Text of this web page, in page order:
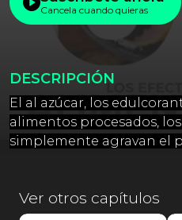
Cancela cuando quieras
DESCRIPCIÓN
El al azúcar, los
alimentos procesados,
simplemente agravan el
Ver otros capítulos